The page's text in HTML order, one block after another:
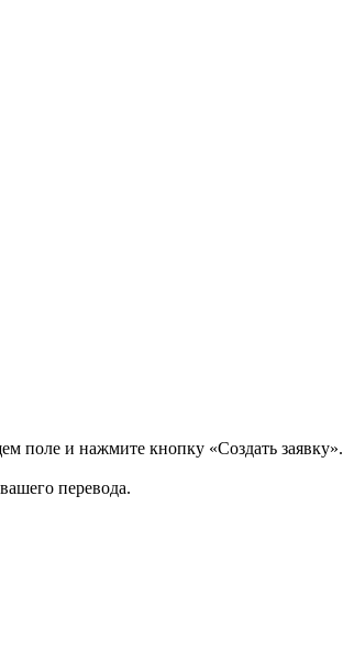
поле и нажмите кнопку «Создать заявку».
перевода.